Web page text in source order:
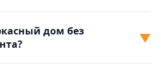
дом без
▼